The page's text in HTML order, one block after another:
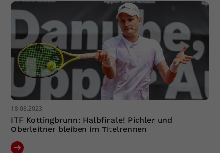
18.08.2023
ITF Kottingbrunn: Halbfinale! Pichler und
Oberleitner bleiben im Titelrennen